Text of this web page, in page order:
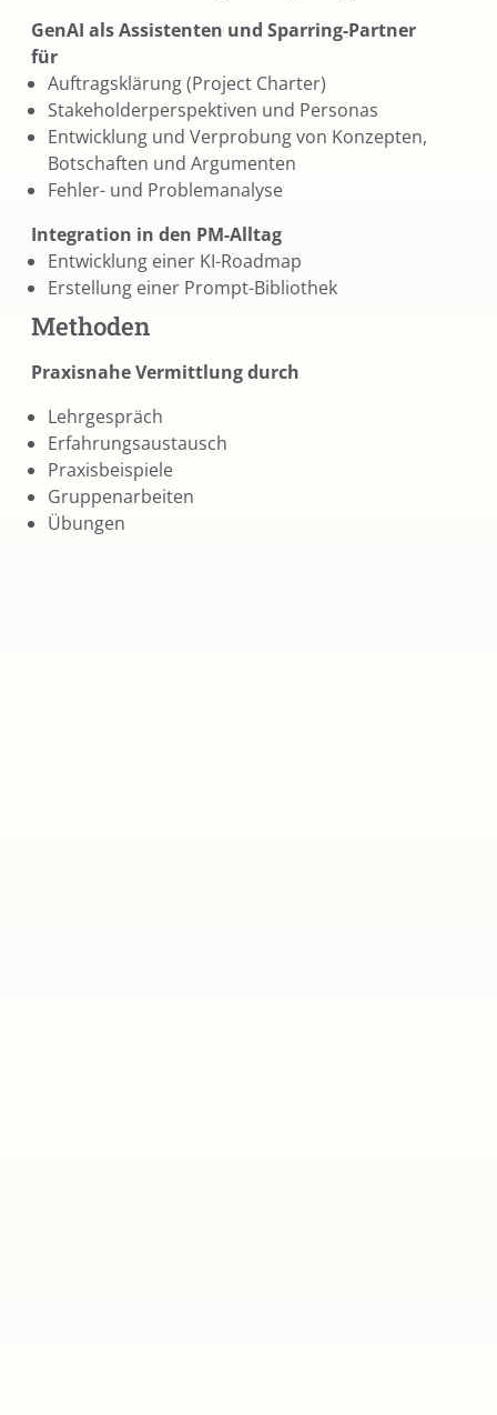
GenAI als Assistenten und Sparring-Partner
für
Auftragsklärung (Project Charter)
Stakeholderperspektiven und Personas
Entwicklung und Verprobung von Konzepten,
Botschaften und Argumenten
Fehler- und Problemanalyse
Integration in den PM-Alltag
Entwicklung einer KI-Roadmap
Erstellung einer Prompt-Bibliothek
Methoden
Praxisnahe Vermittlung durch
Lehrgespräch
Erfahrungsaustausch
Praxisbeispiele
Gruppenarbeiten
Übungen